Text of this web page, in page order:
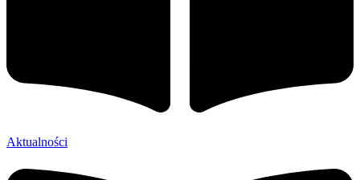
Aktualności